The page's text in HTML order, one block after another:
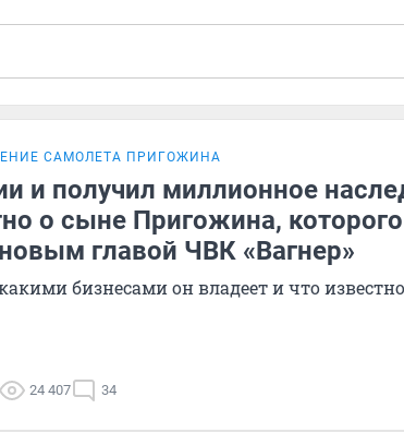
САМОЛЕТА ПРИГОЖИНА
и получил миллионное
о сыне Пригожина, которого
главой ЧВК «Вагнер»
бизнесами он владеет и что
24 407 34